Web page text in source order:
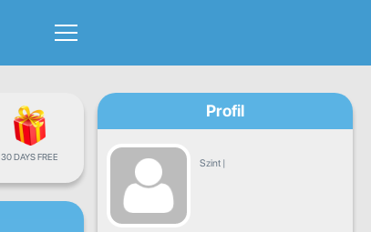
30 DAYS FREE
Profil
Szint |